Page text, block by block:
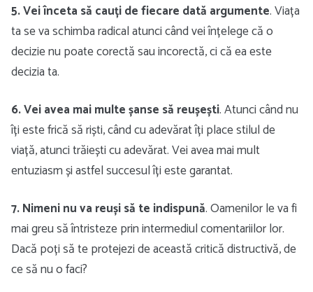
5. Vei înceta să cauți de fiecare dată argumente. Viața
ta se va schimba radical atunci când vei înțelege că o
decizie nu poate corectă sau incorectă, ci că ea este
decizia ta.
6. Vei avea mai multe șanse să reușești. Atunci când nu
îți este frică să riști, când cu adevărat îți place stilul de
viață, atunci trăiești cu adevărat. Vei avea mai mult
entuziasm și astfel succesul îți este garantat.
7. Nimeni nu va reuși să te indispună. Oamenilor le va fi
mai greu să întristeze prin intermediul comentariilor lor.
Dacă poți să te protejezi de această critică distructivă, de
ce să nu o faci?